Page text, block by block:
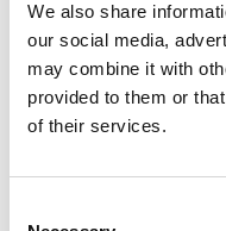
We also share
our social media,
may combine it with
provided to them or
of their services.
L’Italia è la patria del
Mediterranea e l’olio
principe. Ricco di
virtù per la salute del